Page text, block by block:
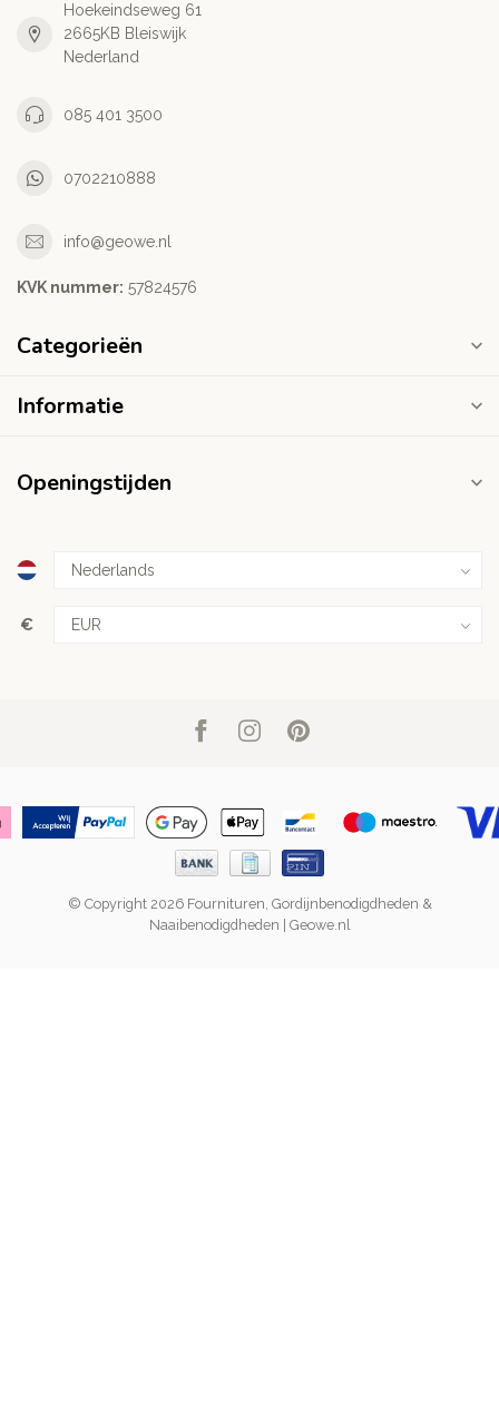
Hoekeindseweg 61
2665KB Bleiswijk
Nederland
085 401 3500
0702210888
info@geowe.nl
KVK nummer: ‭57824576‬
Categorieën
Informatie
Openingstijden
€
© Copyright 2026 Fournituren, Gordijnbenodigdheden &
Naaibenodigdheden | Geowe.nl